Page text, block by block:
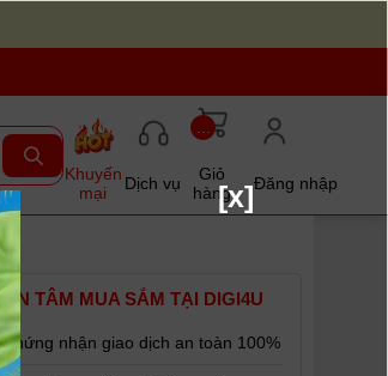
Khuyến
mại
Dịch vụ
Giỏ
hàng
Đăng nhập
TÂM MUA SẮM TẠI DIGI4U
Chứng nhận giao dịch an toàn 100%
[x]